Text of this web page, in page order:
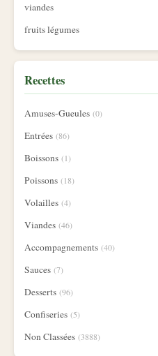
viandes
fruits légumes
Recettes
Amuses-Gueules (0)
Entrées (86)
Boissons (1)
Poissons (18)
Volailles (4)
Viandes (46)
Accompagnements (40)
Sauces (7)
Desserts (96)
Confiseries (5)
Non Classées (3888)